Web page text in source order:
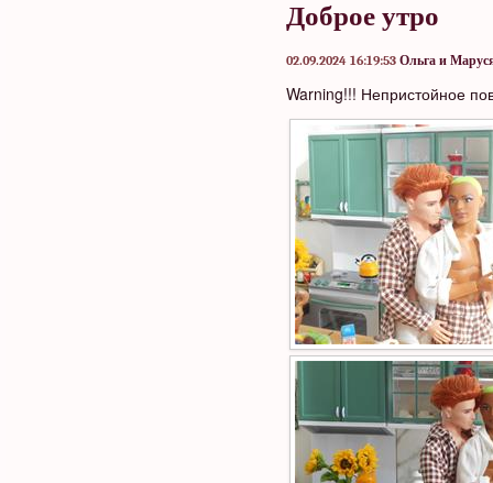
Доброе утро
02.09.2024 16:19:53 Ольга и
Warning!!! Непристойное